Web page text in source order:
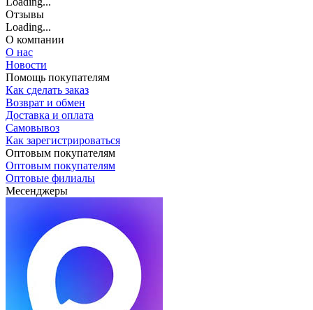
Отзывы
Loading...
О компании
О нас
Новости
Помощь покупателям
Как сделать заказ
Возврат и обмен
Доставка и оплата
Самовывоз
Как зарегистрироваться
Оптовым покупателям
Оптовым покупателям
Оптовые филиалы
Месенджеры